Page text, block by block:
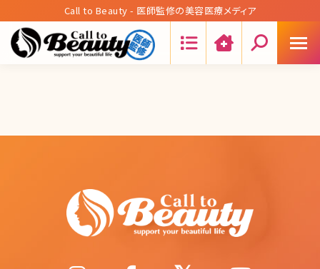
Call to Beauty - 医師監修の美容医療メディア